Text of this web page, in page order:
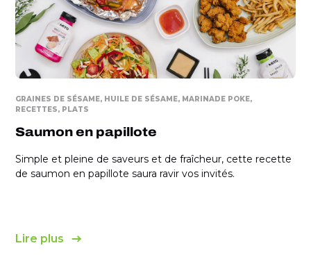
GRAINES DE SÉSAME HUILE DE SÉSAME MARINADE POKE
RECETTES
PLATS
Saumon en papillote
Simple et pleine de saveurs et de fraîcheur, cette recette
de saumon en papillote saura ravir vos invités.
Lire plus